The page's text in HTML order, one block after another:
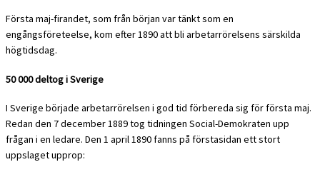
Första maj-firandet, som från början var tänkt som en
engångsföreteelse, kom efter 1890 att bli arbetarrörelsens särskilda
högtidsdag.
50 000 deltog i Sverige
I Sverige började arbetarrörelsen i god tid förbereda sig för första maj.
Redan den 7 december 1889 tog tidningen Social-Demokraten upp
frågan i en ledare. Den 1 april 1890 fanns på förstasidan ett stort
uppslaget upprop: